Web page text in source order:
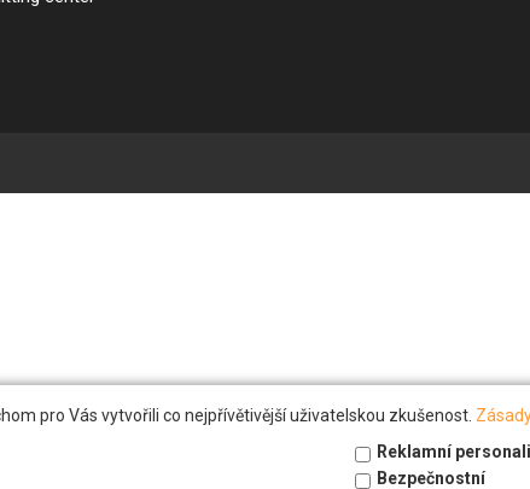
pro Vás vytvořili co nejpřívětivější uživatelskou zkušenost.
Reklamní
Bezpečnostní